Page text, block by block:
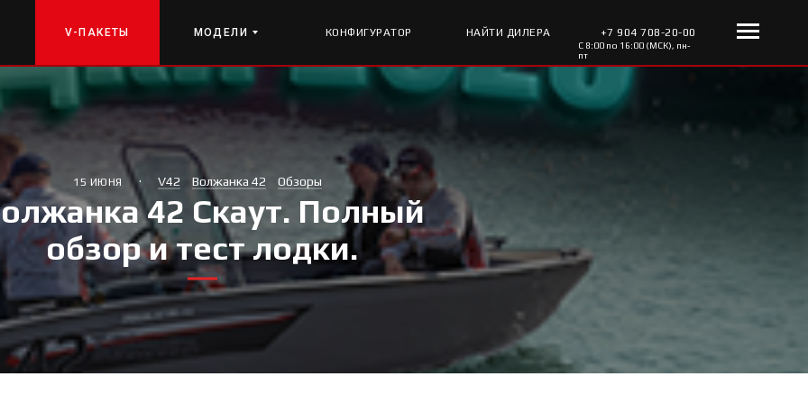
V-ПАКЕТЫ МОДЕЛИ КОНФИГУРАТОР НАЙТИ ДИЛЕРА +7 904 708-20-00
С 8:00 по 16:00 (МСК), пн-
пт
15 ИЮНЯ · V42 Волжанка 42 Обзоры
42 Скаут. Полный
обзор и тест лодки.